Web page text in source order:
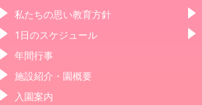
私たちの思い教育方針
1日のスケジュール
年間行事
施設紹介・園概要
入園案内